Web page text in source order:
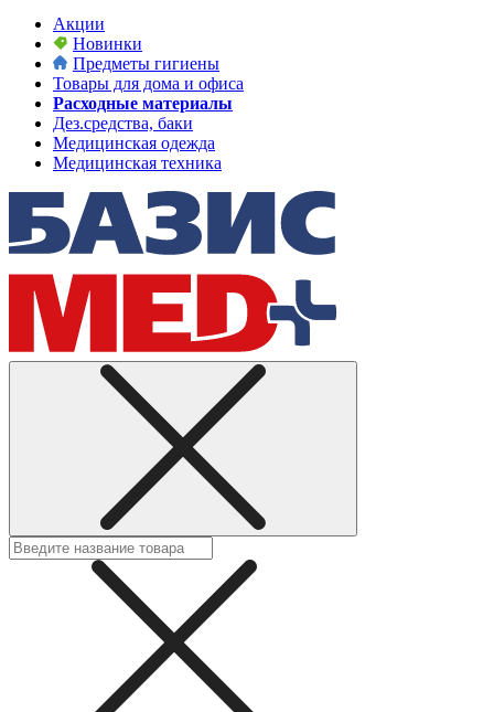
Акции
Новинки
Предметы гигиены
Товары для дома и офиса
Расходные материалы
Дез.средства, баки
Медицинская одежда
Медицинская техника